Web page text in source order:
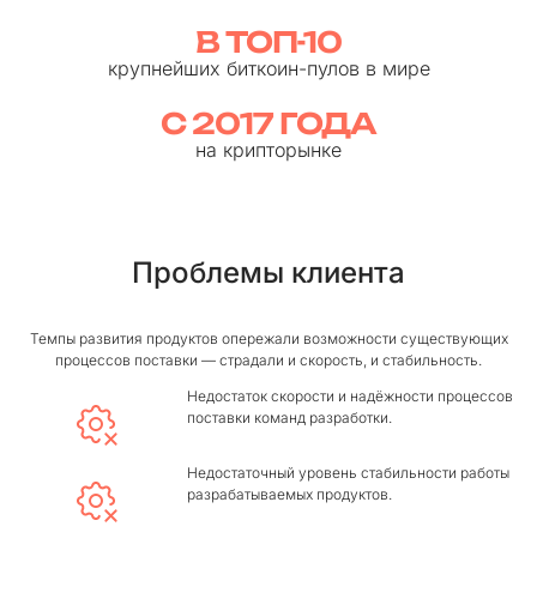
В ТОП⁠-⁠10
крупнейших биткоин⁠-⁠пулов в мире
С 2017 ГОДА
на крипторынке
Проблемы клиента
Темпы развития продуктов опережали возможности существующих
процессов поставки — страдали и скорость, и стабильность.
Недостаток скорости и надёжности процессов
поставки команд разработки.
Недостаточный уровень стабильности работы
разрабатываемых продуктов.